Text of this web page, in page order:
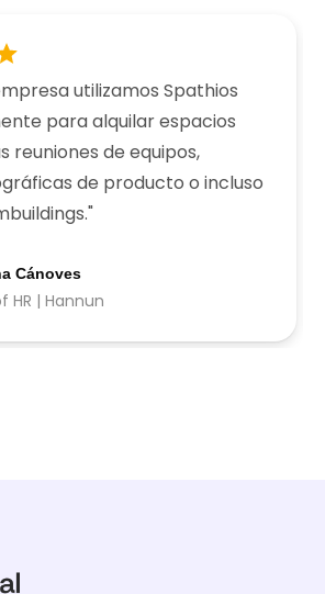
utilizamos Spathios
para alquilar espacios
reuniones de equipos,
de producto o incluso
"
Cánoves
HR | Hannun